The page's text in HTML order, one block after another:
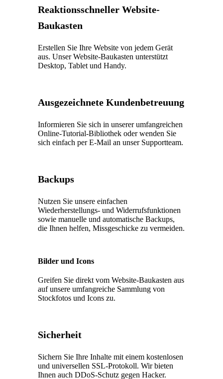
Reaktionsschneller Website-
Baukasten
Erstellen Sie Ihre Website von jedem Gerät
aus. Unser Website-Baukasten unterstützt
Desktop, Tablet und Handy.
Ausgezeichnete Kundenbetreuung
Informieren Sie sich in unserer umfangreichen
Online-Tutorial-Bibliothek oder wenden Sie
sich einfach per E-Mail an unser Supportteam.
Backups
Nutzen Sie unsere einfachen
Wiederherstellungs- und Widerrufsfunktionen
sowie manuelle und automatische Backups,
die Ihnen helfen, Missgeschicke zu vermeiden.
Bilder und Icons
Greifen Sie direkt vom Website-Baukasten aus
auf unsere umfangreiche Sammlung von
Stockfotos und Icons zu.
Sicherheit
Sichern Sie Ihre Inhalte mit einem kostenlosen
und universellen SSL-Protokoll. Wir bieten
Ihnen auch DDoS-Schutz gegen Hacker.